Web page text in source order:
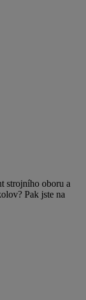
strojního oboru a
Pak jste na